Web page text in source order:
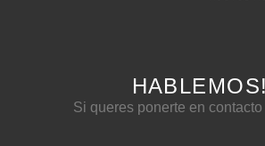
HABLEMOS!
Si queres ponerte en